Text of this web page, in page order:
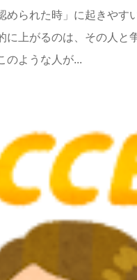
められた時」に起きやす
上がるのは、その人と
のような人が...